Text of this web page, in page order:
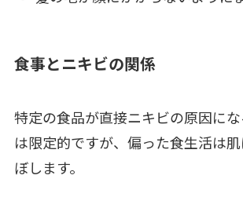
食事とニキビの関係
特定の食品が直接ニキビの原因に
は限定的ですが、偏った食生活は
ぼします。